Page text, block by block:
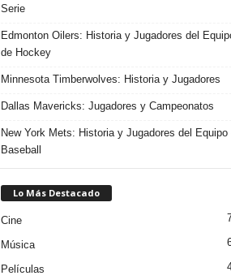
Serie
Edmonton Oilers: Historia y Jugadores del
de Hockey
Minnesota Timberwolves: Historia y Jugadores
Dallas Mavericks: Jugadores y Campeonatos
New York Mets: Historia y Jugadores del Equipo
Baseball
Lo Más Destacado
Cine
Música
Películas